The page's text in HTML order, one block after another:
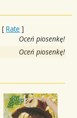
[Rate ]
Oceń piosenkę!
Oceń piosenkę!